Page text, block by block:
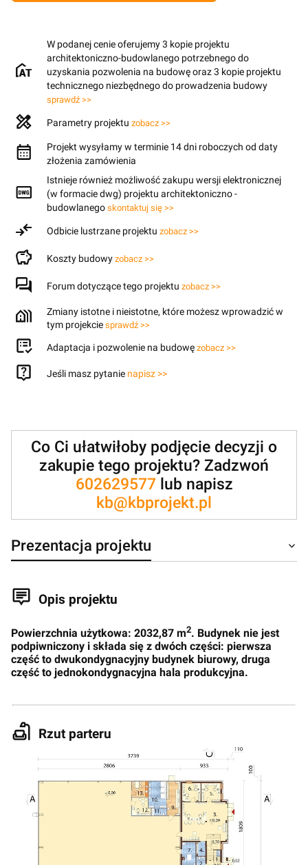
W podanej cenie oferujemy 3 kopie projektu
architektoniczno-budowlanego potrzebnego do
uzyskania pozwolenia na budowę oraz 3 kopie projektu
technicznego niezbędnego do prowadzenia budowy
sprawdź >>
Parametry projektu zobacz >>
Projekt wysyłamy w terminie 14 dni roboczych od daty
złożenia zamówienia
Istnieje również możliwość zakupu wersji elektronicznej
(w formacie dwg) projektu architektoniczno -
budowlanego skontaktuj się >>
Odbicie lustrzane projektu zobacz >>
Koszty budowy zobacz >>
Forum dotyczące tego projektu zobacz >>
Zmiany istotne i nieistotne, które możesz wprowadzić w
tym projekcie sprawdź >>
Adaptacja i pozwolenie na budowę zobacz >>
Jeśli masz pytanie napisz >>
Co Ci ułatwiłoby podjęcie decyzji o
zakupie tego projektu? Zadzwoń
602629577lub napisz
kb@kbprojekt.pl
Prezentacja projektu
Opis projektu
Powierzchnia użytkowa: 2032,87 m2. Budynek nie jest
podpiwniczony i składa się z dwóch części: pierwsza
część to dwukondygnacyjny budynek biurowy, druga
część to jednokondygnacyjna hala produkcyjna.
Rzut parteru